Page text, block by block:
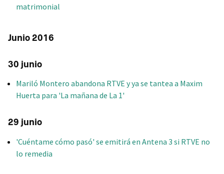
matrimonial
Junio 2016
30 junio
Mariló Montero abandona RTVE y ya se tantea a Maxim
Huerta para 'La mañana de La 1'
29 junio
'Cuéntame cómo pasó' se emitirá en Antena 3 si RTVE no
lo remedia